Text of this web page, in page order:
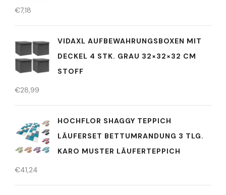
€7,18
VIDAXL AUFBEWAHRUNGSBOXEN MIT
DECKEL 4 STK. GRAU 32×32×32 CM
STOFF
€28,99
HOCHFLOR SHAGGY TEPPICH
LÄUFERSET BETTUMRANDUNG 3 TLG.
KARO MUSTER LÄUFERTEPPICH
€41,24